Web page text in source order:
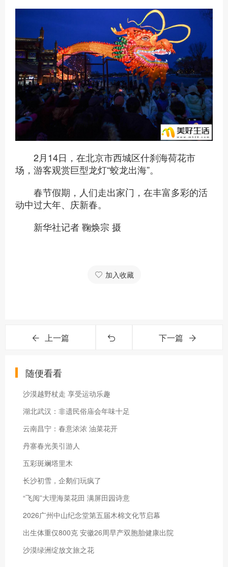
2月14日，在北京市西城区什刹海荷花市
场，游客观赏巨型龙灯“蛟龙出海”。
春节假期，人们走出家门，在丰富多彩的活
动中过大年、庆新春。
新华社记者 鞠焕宗 摄
加入收藏
上一篇 下一篇
随便看看
沙漠越野杖走 享受运动乐趣
湖北武汉：非遗民俗庙会年味十足
云南昌宁：春意浓浓 油菜花开
丹寨春光美引游人
五彩斑斓塔里木
长沙初雪，企鹅们玩疯了
“飞阅”大理海菜花田 满屏田园诗意
2026广州中山纪念堂第五届木棉文化节启幕
出生体重仅800克 安徽26周早产双胞胎健康出院
沙漠绿洲绽放文旅之花